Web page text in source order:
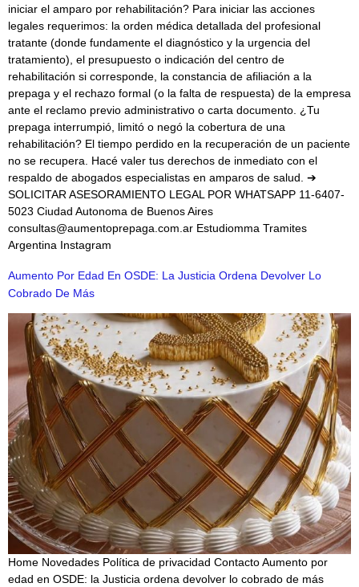
iniciar el amparo por rehabilitación? Para iniciar las acciones
legales requerimos: la orden médica detallada del profesional
tratante (donde fundamente el diagnóstico y la urgencia del
tratamiento), el presupuesto o indicación del centro de
rehabilitación si corresponde, la constancia de afiliación a la
prepaga y el rechazo formal (o la falta de respuesta) de la empresa
ante el reclamo previo administrativo o carta documento. ¿Tu
prepaga interrumpió, limitó o negó la cobertura de una
rehabilitación? El tiempo perdido en la recuperación de un paciente
no se recupera. Hacé valer tus derechos de inmediato con el
respaldo de abogados especialistas en amparos de salud. ➔
SOLICITAR ASESORAMIENTO LEGAL POR WHATSAPP 11-6407-
5023 Ciudad Autonoma de Buenos Aires
consultas@aumentoprepaga.com.ar Estudiomma Tramites
Argentina Instagram
Aumento Por Edad En OSDE: La Justicia Ordena Devolver Lo
Cobrado De Más
Home Novedades Política de privacidad Contacto Aumento por
edad en OSDE: la Justicia ordena devolver lo cobrado de más